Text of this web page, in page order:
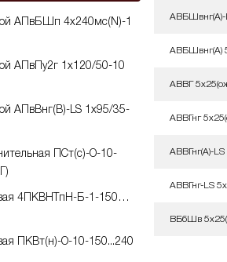
АПвБШп 4х240мс(N)-1
АПвПу2г 1х120/50-10
АПвВнг(B)-LS 1х95/35-
ПСт(с)-О-10-
4ПКВНТпН-Б-1-150…
ПКВт(н)-О-10-150...240
АВБШвнг(A)-
АВБШвнг(А)
АВВГ
АВВГнг
АВВГнг(A)-LS
АВВГнг-LS
ВБбШв